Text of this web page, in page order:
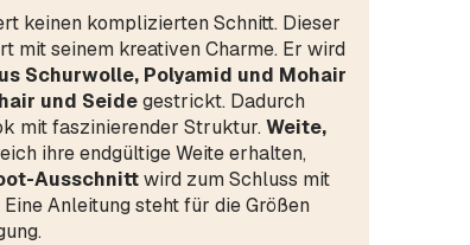
keinen komplizierten Schnitt. Dieser
mit seinem kreativen Charme. Er wird
Schurwolle, Polyamid und Mohair
und Seidegestrickt. Dadurch
mit faszinierender Struktur.Weite,
ihre endgültige Weite erhalten,
Ausschnittwird zum Schluss mit
Anleitung steht für die Größen